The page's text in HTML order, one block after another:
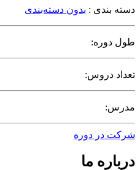
دسته بندی : بدون دسته‌بندی
طول دوره:
تعداد دروس:
مدرس:
شرکت در دوره
درباره ما